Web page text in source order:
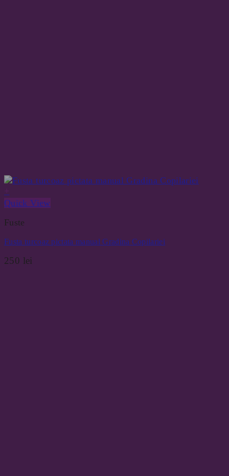
Quick View
Fuste
Fusta turcoaz pictata manual Gradina Copilariei
250 lei